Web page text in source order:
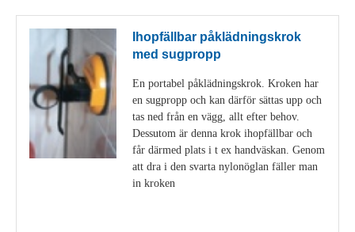
Ihopfällbar påklädningskrok
med sugpropp
En portabel påklädningskrok. Kroken har
en sugpropp och kan därför sättas upp och
tas ned från en vägg, allt efter behov.
Dessutom är denna krok ihopfällbar och
får därmed plats i t ex handväskan. Genom
att dra i den svarta nylonöglan fäller man
in kroken